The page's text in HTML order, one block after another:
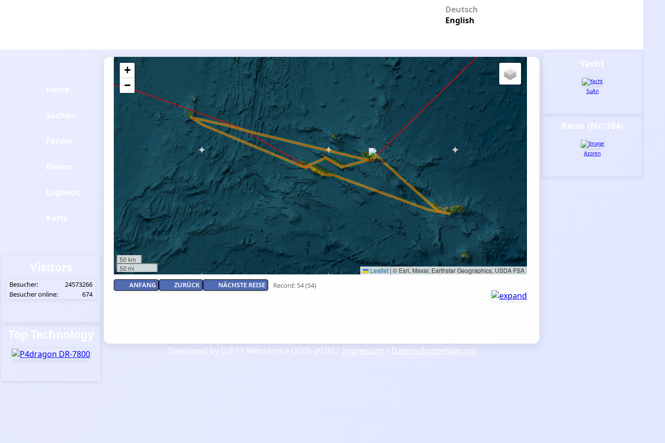
Deutsch
English
+
−
50 km
50 mi
Leaflet | © Esri, Maxar, Earthstar Geographics, USDA FSA
ANFANG ZURÜCK NÄCHSTE REISE Record: 54 (54)
Visitors
Besucher:
24573266
Besucher online:
674
Top Technology
Yacht
SuAn
Reise (Nr.:104)
Azoren
Developed by LUPEX Webservice (2005-2026) / Impressum / Datenschutzerklärung